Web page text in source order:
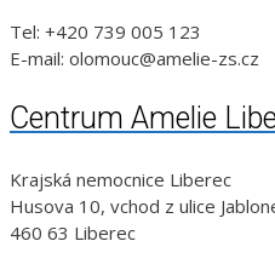
Tel: +420 739 005 123
E-mail: olomouc@amelie-zs.cz
Centrum Amelie
Krajská nemocnice Liberec
Husova 10, vchod z ulice
460 63 Liberec